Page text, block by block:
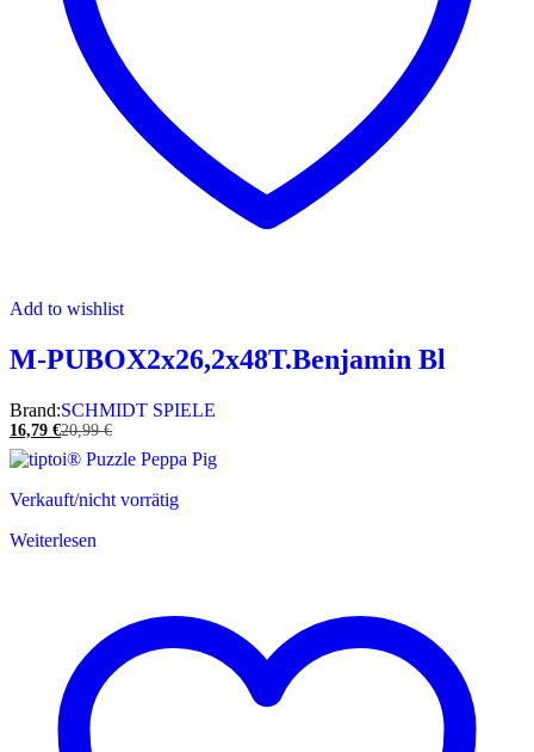
Add to wishlist
M-PUBOX2x26,2x48T.Benjamin Bl
Brand:SCHMIDT SPIELE
16,79 €20,99€
Verkauft/nicht vorrätig
Weiterlesen